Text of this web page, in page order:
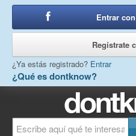
¿Qué es dontknow?
Entrar
Regístrate
¿Ya estás registrado? Entrar